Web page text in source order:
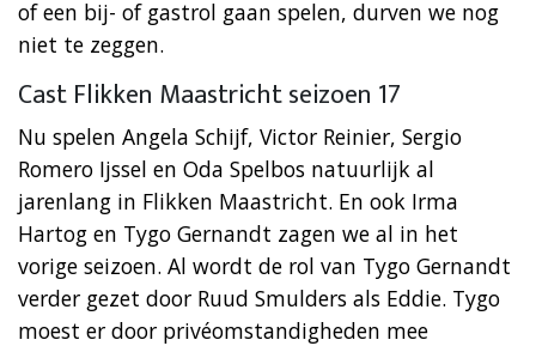
of een bij- of gastrol gaan spelen, durven we nog
niet te zeggen.
Cast Flikken Maastricht seizoen 17
Nu spelen Angela Schijf, Victor Reinier, Sergio
Romero Ijssel en Oda Spelbos natuurlijk al
jarenlang in Flikken Maastricht. En ook Irma
Hartog en Tygo Gernandt zagen we al in het
vorige seizoen. Al wordt de rol van Tygo Gernandt
verder gezet door Ruud Smulders als Eddie. Tygo
moest er door privéomstandigheden mee